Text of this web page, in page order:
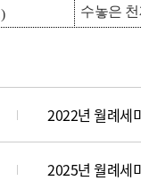
수놓은
2022년 월례세
2025년 월례세